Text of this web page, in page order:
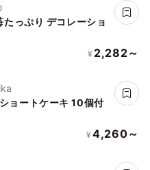
たっぷり デコレーショ
¥ 2,282～
Fika
ョートケーキ 10個付
¥ 4,260～